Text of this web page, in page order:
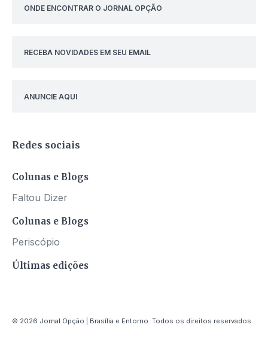
ONDE ENCONTRAR O JORNAL OPÇÃO
RECEBA NOVIDADES EM SEU EMAIL
ANUNCIE AQUI
Redes sociais
Colunas e Blogs
Faltou Dizer
Colunas e Blogs
Periscópio
Últimas edições
© 2026 Jornal Opção | Brasília e Entorno. Todos os direitos reservados.